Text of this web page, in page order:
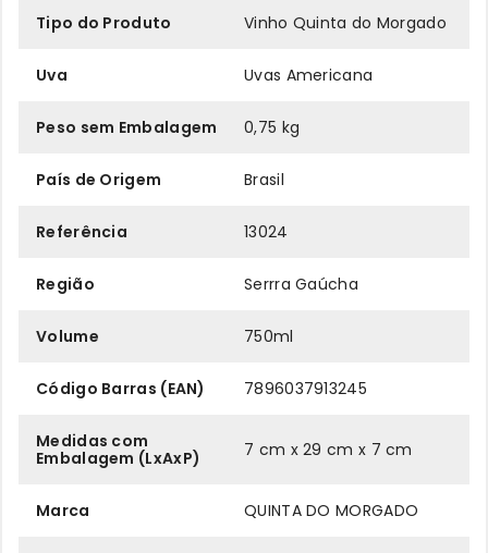
Tipo do Produto Vinho Quinta do Morgado
Uva Uvas Americana
Peso sem Embalagem 0,75 kg
País de Origem Brasil
Referência 13024
Região Serrra Gaúcha
Volume 750ml
Código Barras (EAN) 7896037913245
Medidas com
Embalagem (LxAxP)
7 cm x 29 cm x 7 cm
Marca QUINTA DO MORGADO